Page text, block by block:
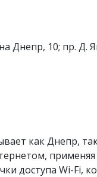
Днепр, 10; пр. Д.
как Днепр,
доступа Wi-Fi,